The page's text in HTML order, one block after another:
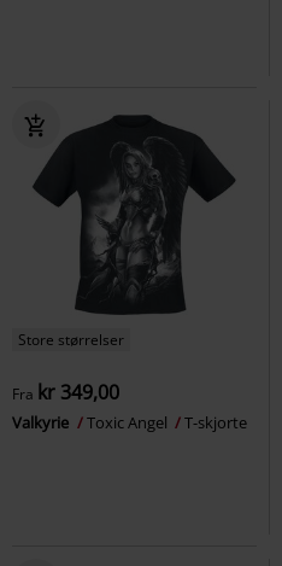
Store størrelser
Fra kr 349,00
Valkyrie Toxic Angel T-skjorte